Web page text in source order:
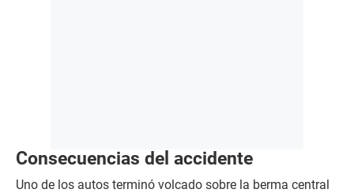
Consecuencias del accidente
Uno de los autos terminó volcado sobre la berma central